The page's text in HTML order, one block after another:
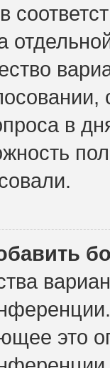
в
это